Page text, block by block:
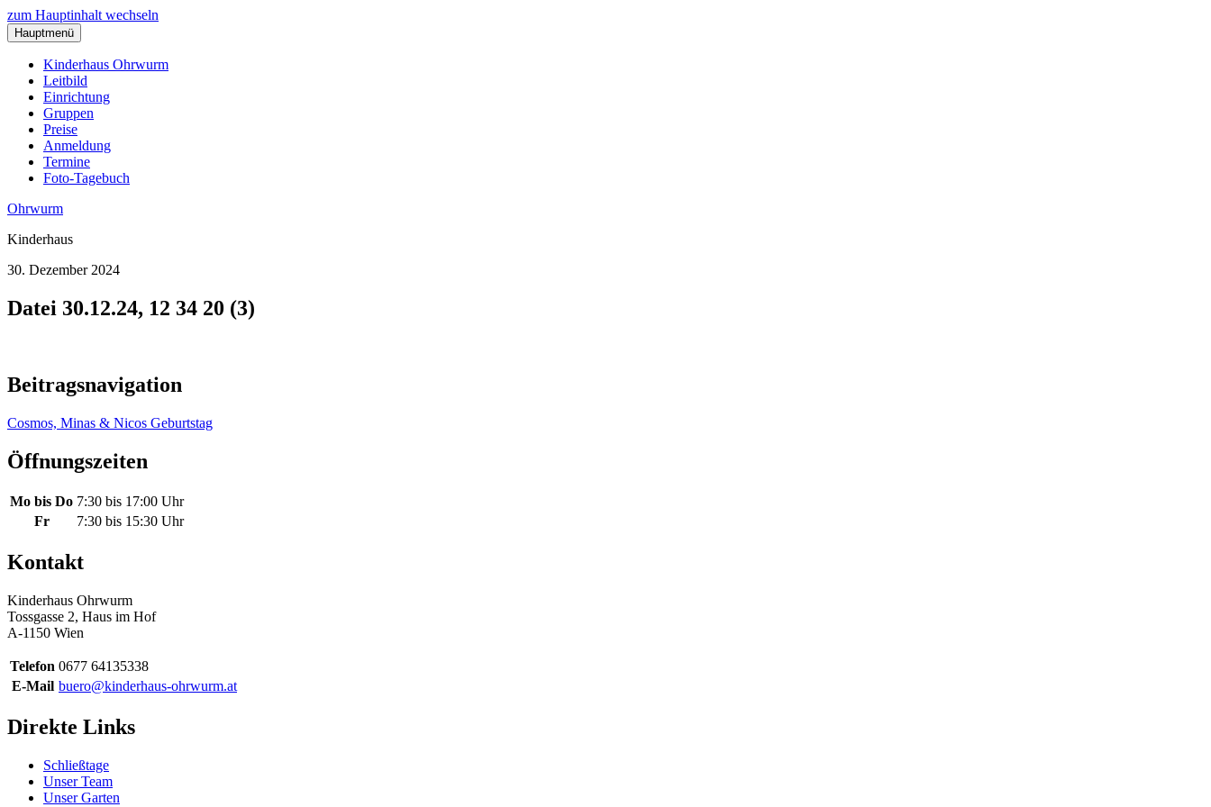
zum Hauptinhalt wechseln
Hauptmenü
Kinderhaus Ohrwurm
Leitbild
Einrichtung
Gruppen
Preise
Anmeldung
Termine
Foto-Tagebuch
Ohrwurm
Kinderhaus
30. Dezember 2024
Datei 30.12.24, 12 34 20 (3)
Beitragsnavigation
Cosmos, Minas & Nicos Geburtstag
Öffnungszeiten
Mo bis Do 7:30 bis 17:00 Uhr
Fr
7:30 bis 15:30 Uhr
Kontakt
Kinderhaus Ohrwurm
Tossgasse 2, Haus im Hof
A-1150 Wien
Telefon 0677 64135338
E-Mail buero@kinderhaus-ohrwurm.at
Direkte Links
Schließtage
Unser Team
Unser Garten